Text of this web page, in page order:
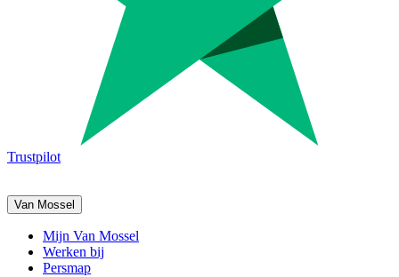
Trustpilot
Van Mossel
Mijn Van Mossel
Werken bij
Persmap